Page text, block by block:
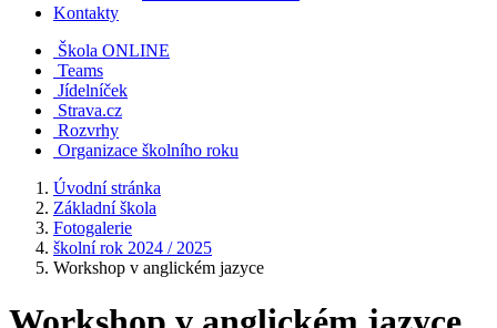
Kontakty
Škola ONLINE
Teams
Jídelníček
Strava.cz
Rozvrhy
Organizace školního roku
Úvodní stránka
Základní škola
Fotogalerie
školní rok 2024 / 2025
Workshop v anglickém jazyce